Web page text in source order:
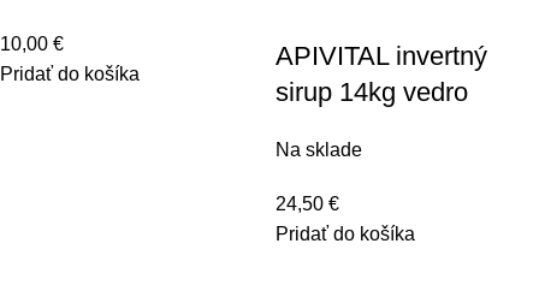
10,00 €
Pridať do košíka
APIVITAL invertný
sirup 14kg vedro
Na sklade
24,50 €
Pridať do košíka